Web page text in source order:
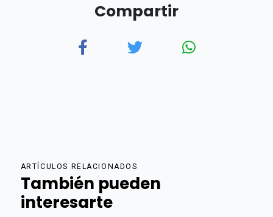
Compartir
ARTÍCULOS RELACIONADOS
También pueden
interesarte